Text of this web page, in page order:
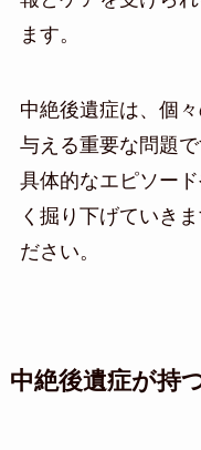
ます。
中絶後遺症は、個
与える重要な問題
具体的なエピソー
く掘り下げていき
ださい。
中絶後遺症が持